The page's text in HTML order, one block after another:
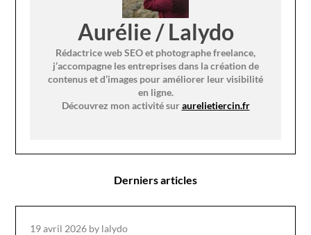
Aurélie / Lalydo
Rédactrice web SEO et photographe freelance,
j’accompagne les entreprises dans la création de
contenus et d’images pour améliorer leur visibilité
en ligne.
Découvrez mon activité suraurelietiercin.fr
Derniers articles
19 avril 2026 by lalydo